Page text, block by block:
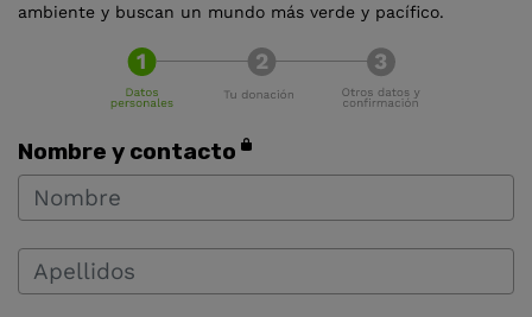
ambiente y buscan un mundo más verde y pacífico.
Nombre y contacto